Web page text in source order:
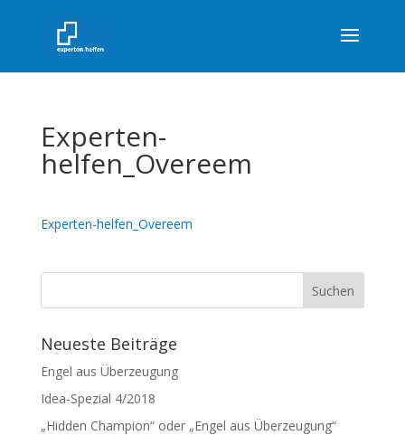
Experten-
helfen_Overeem
Experten-helfen_Overeem
Neueste Beiträge
Engel aus Überzeugung
Idea-Spezial 4/2018
„Hidden Champion“ oder „Engel aus Überzeugung“